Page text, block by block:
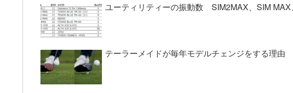
ユーティリティーの振動数 SIM2MAX、SIM
テーラーメイドが毎年モデルチェンジをする理由